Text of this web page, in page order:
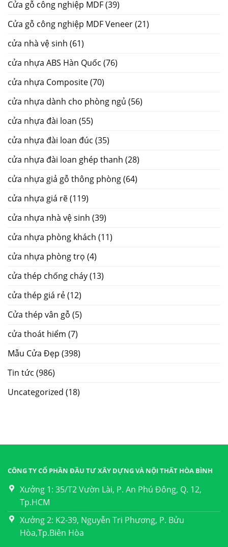
Cửa gỗ công nghiệp MDF(39)
Cửa gỗ công nghiệp MDF Veneer(21)
cửa nhà vệ sinh (61)
cửa nhựa ABS Hàn Quốc (76)
cửa nhựa Composite(70)
cửa nhựa dành cho phòng ngủ (56)
cửa nhựa đài loan (55)
cửa nhựa đài loan đúc (35)
cửa nhựa đài loan ghép thanh (28)
cửa nhựa giả gỗ thông phòng(64)
cửa nhựa giá rẽ(119)
cửa nhựa nhà vệ sinh (39)
cửa nhựa phòng khách (11)
cửa nhựa phòng trọ (4)
cửa thép chống cháy(13)
cửa thép giá rẻ(12)
Cửa thép vân gỗ (5)
cửa thoát hiểm (7)
Mẫu Cửa Đẹp (398)
Tin tức (986)
Uncategorized (18)
CÔNG TY CỔ PHẦN ĐẦU TƯ XÂY DỰNG VÀ NỘI THẤT HÒA BÌNH
Xưởng 1: 35/T2 Vườn Lài, P. An Phú Đông, Q. 12,
Tp.HCM
Xưởng 2: K2-39, Nguyễn Tri Phương, P. Bửu
Hòa,Tp.Biên Hòa